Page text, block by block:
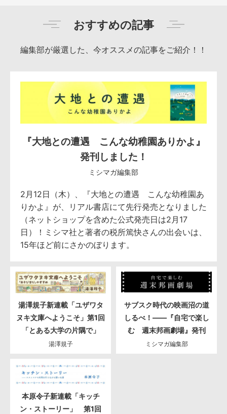
おすすめの記事
編集部が厳選した、今オススメの記事をご紹介！！
『大地との遭遇 こんな幼稚園ありかよ』
発刊しました！
ミシマガ編集部
2月12日（木）、『大地との遭遇 こんな幼稚園あ
りかよ』が、リアル書店にて先行発売となりました
（ネットショップを含めた公式発売日は2月17
日）！ミシマ社と著者の税所篤快さんの出会いは、
15年ほど前にさかのぼります。
湯澤規子新連載「ユザワタ
ヌキ文庫へようこそ」第1回
「とある大学の片隅で」
湯澤規子
サブスク時代の映画沼の道
しるべ！――『自宅で楽し
む 週末邦画劇場』発刊
ミシマガ編集部
本原令子新連載「キッチ
ン・ストーリー」 第1回